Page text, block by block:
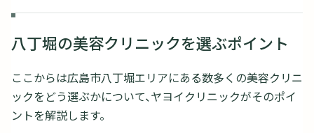
八丁堀の美容クリニックを選ぶポイント
ここからは広島市八丁堀エリアにある数多くの美容クリニ
ックをどう選ぶかについて、ヤヨイクリニックがそのポイ
ントを解説します。